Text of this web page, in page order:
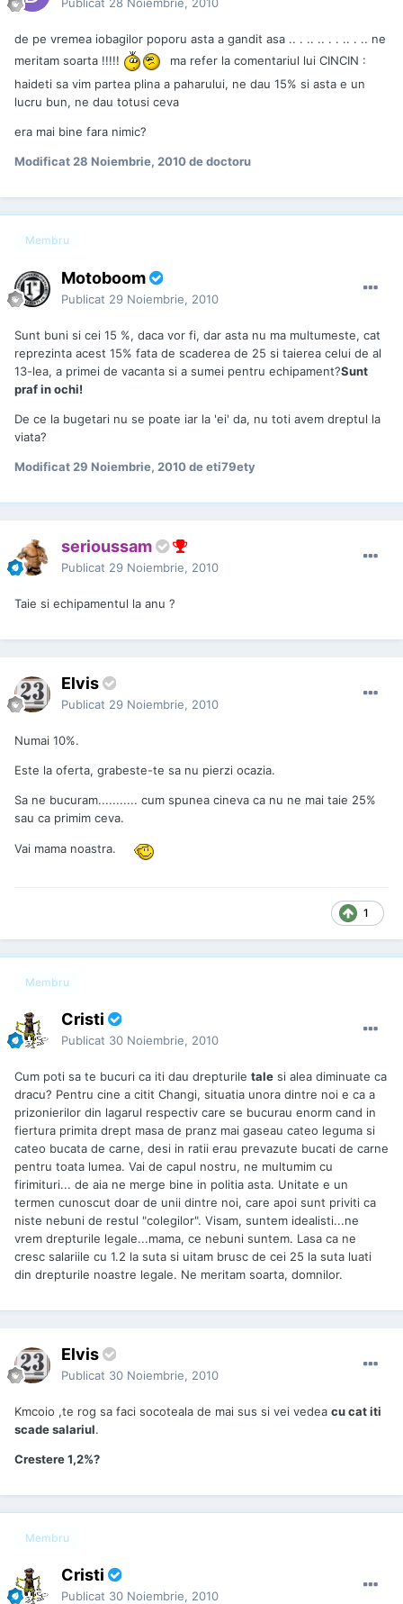
Publicat 28 Noiembrie, 2010
de pe vremea iobagilor poporu asta a gandit asa .. . .. .. . . .. . .. ne
meritam soarta !!!!!
ma refer la comentariul lui CINCIN :
haideti sa vim partea plina a paharului, ne dau 15% si asta e un
lucru bun, ne dau totusi ceva
era mai bine fara nimic?
Modificat28 Noiembrie, 2010de doctoru
Membru
Motoboom
Publicat 29 Noiembrie, 2010
Sunt buni si cei 15 %, daca vor fi, dar asta nu ma multumeste, cat
reprezinta acest 15% fata de scaderea de 25 si taierea celui de al
13-lea, a primei de vacanta si a sumei pentru echipament?Sunt
praf in ochi!
De ce la bugetari nu se poate iar la 'ei' da, nu toti avem dreptul la
viata?
Modificat 29 Noiembrie, 2010de eti79ety
serioussam
Publicat 29 Noiembrie, 2010
Taie si echipamentul la anu ?
Elvis
Publicat 29 Noiembrie, 2010
Numai 10%.
Este la oferta, grabeste-te sa nu pierzi ocazia.
Sa ne bucuram........... cum spunea cineva ca nu ne mai taie 25%
sau ca primim ceva.
Vai mama noastra.
1
Membru
Cristi
Publicat 30 Noiembrie, 2010
Cum poti sa te bucuri ca iti dau drepturile tale si alea diminuate ca
dracu? Pentru cine a citit Changi, situatia unora dintre noi e ca a
prizonierilor din lagarul respectiv care se bucurau enorm cand in
fiertura primita drept masa de pranz mai gaseau cateo leguma si
cateo bucata de carne, desi in ratii erau prevazute bucati de carne
pentru toata lumea. Vai de capul nostru, ne multumim cu
firimituri... de aia ne merge bine in politia asta. Unitate e un
termen cunoscut doar de unii dintre noi, care apoi sunt priviti ca
niste nebuni de restul "colegilor". Visam, suntem idealisti...ne
vrem drepturile legale...mama, ce nebuni suntem. Lasa ca ne
cresc salariile cu 1.2 la suta si uitam brusc de cei 25 la suta luati
din drepturile noastre legale. Ne meritam soarta, domnilor.
Elvis
Publicat 30 Noiembrie, 2010
Kmcoio ,te rog sa faci socoteala de mai sus si vei vedea cu cat iti
scade salariul.
Crestere 1,2%?
Membru
Cristi
Publicat 30 Noiembrie, 2010